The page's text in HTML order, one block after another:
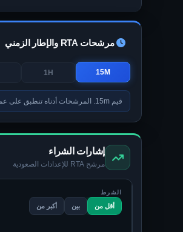
مرشحات RTA والإطار الزمني
15M
1H
قيم 15m. المرشحات أدناه تنطبق على عمود RTA.
إشارات الشراء
مرشح RTA للإعدادات الصعودية
الشرط
أقل من بين أكبر من